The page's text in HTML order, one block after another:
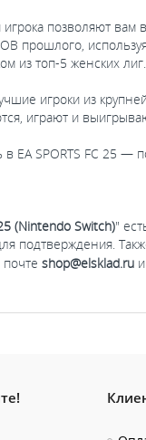
позволяют
прошлого,
из топ-5 женских лиг.
игроки из
играют и
EA SPORTS FC 25 —
(Nintendo Switch)"
подтверждения.
shop@elsklad.ru